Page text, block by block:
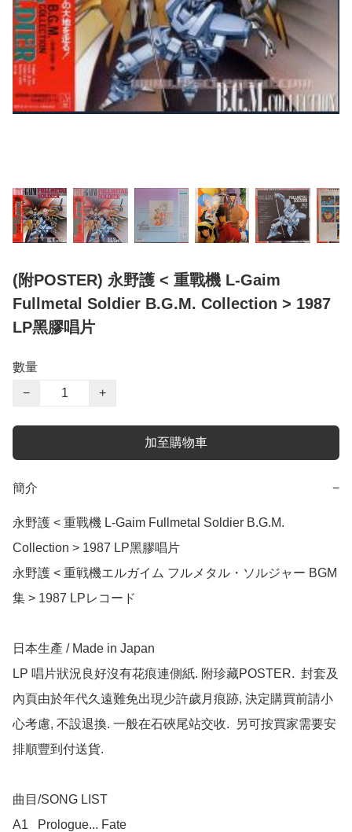
(附POSTER) 永野護 < 重戰機 L-Gaim
Fullmetal Soldier B.G.M. Collection > 1987
LP黑膠唱片
數量
−
+
加至購物車
簡介 −
永野護 < 重戰機 L-Gaim Fullmetal Soldier B.G.M.
Collection > 1987 LP黑膠唱片
永野護 < 重戦機エルガイム フルメタル・ソルジャー BGM
集 > 1987 LPレコード
日本生產 / Made in Japan
LP 唱片狀況良好沒有花痕連側紙. 附珍藏POSTER.  封套及
內頁由於年代久遠難免出現少許歲月痕跡, 決定購買前請小
心考慮, 不設退換. 一般在石硤尾站交收.  另可按買家需要安
排順豐到付送貨.
曲目/SONG LIST
A1	Prologue... Fate